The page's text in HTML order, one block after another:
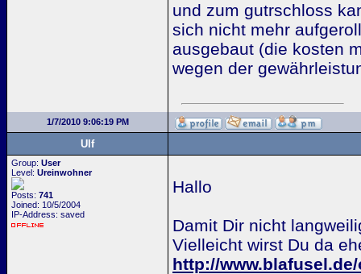
und zum gutrschloss
sich nicht mehr
ausgebaut (die kosten
wegen der
1/7/2010 9:06:19 PM
Ulf
Group: User
Level: Ureinwohner
Posts: 741
Joined: 10/5/2004
IP-Address: saved
Hallo
Damit Dir nicht
Vielleicht wirst Du da
http://